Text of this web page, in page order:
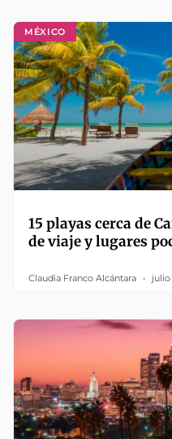
MÉXICO
15 playas cerca de
de viaje y lugares
Claudia Franco Alcántara julio